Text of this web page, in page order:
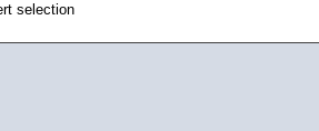
selection